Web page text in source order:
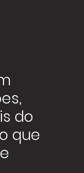
do
que